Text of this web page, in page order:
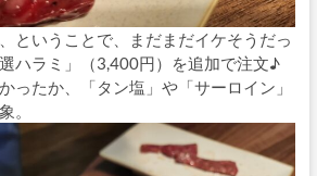
ということで、まだまだイケそうだっ
ハラミ」（3,400円）を追加で注文♪
ったか、「タン塩」や「サーロイン」
。